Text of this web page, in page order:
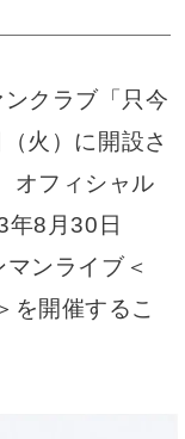
クラブ「只今
火）に開設さ
オフィシャル
年8月30日
ンライブ＜
開催するこ